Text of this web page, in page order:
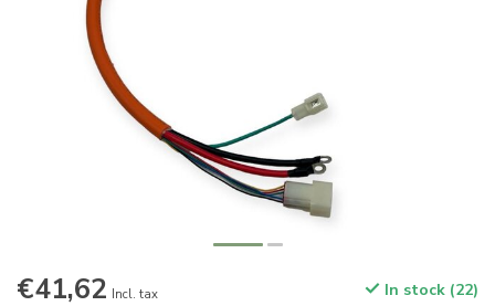
€41,62 Incl. tax In stock (22)